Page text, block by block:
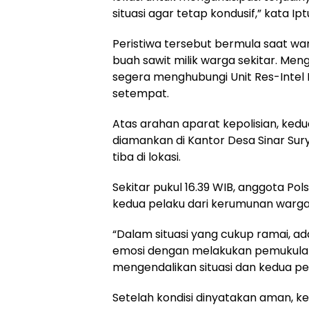
situasi agar tetap kondusif,” kata
Peristiwa tersebut bermula saat
buah sawit milik warga sekitar.
segera menghubungi Unit Res-
setempat.
Atas arahan aparat kepolisian,
diamankan di Kantor Desa Sinar
tiba di lokasi.
Sekitar pukul 16.39 WIB, anggota
kedua pelaku dari kerumunan
“Dalam situasi yang cukup ramai,
emosi dengan melakukan
mengendalikan situasi dan kedua
Setelah kondisi dinyatakan aman,